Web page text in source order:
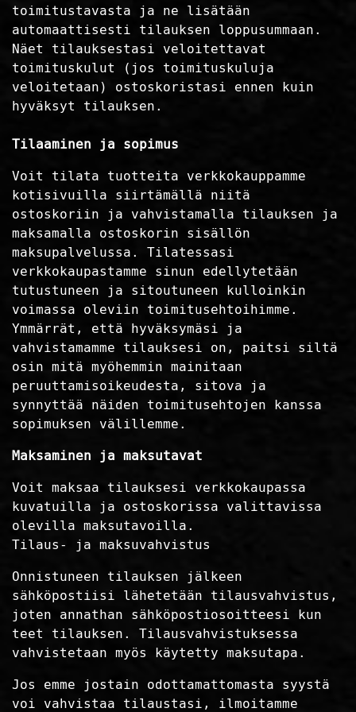
toimitustavasta ja ne lisätään
automaattisesti tilauksen loppusummaan.
Näet tilauksestasi veloitettavat
toimituskulut (jos toimituskuluja
veloitetaan) ostoskoristasi ennen kuin
hyväksyt tilauksen.
Tilaaminen ja sopimus
Voit tilata tuotteita verkkokauppamme
kotisivuilla siirtämällä niitä
ostoskoriin ja vahvistamalla tilauksen ja
maksamalla ostoskorin sisällön
maksupalvelussa. Tilatessasi
verkkokaupastamme sinun edellytetään
tutustuneen ja sitoutuneen kulloinkin
voimassa oleviin toimitusehtoihimme.
Ymmärrät, että hyväksymäsi ja
vahvistamamme tilauksesi on, paitsi siltä
osin mitä myöhemmin mainitaan
peruuttamisoikeudesta, sitova ja
synnyttää näiden toimitusehtojen kanssa
sopimuksen välillemme.
Maksaminen ja maksutavat
Voit maksaa tilauksesi verkkokaupassa
kuvatuilla ja ostoskorissa valittavissa
olevilla maksutavoilla.
Tilaus- ja maksuvahvistus
Onnistuneen tilauksen jälkeen
sähköpostiisi lähetetään tilausvahvistus,
joten annathan sähköpostiosoitteesi kun
teet tilauksen. Tilausvahvistuksessa
vahvistetaan myös käytetty maksutapa.
Jos emme jostain odottamattomasta syystä
voi vahvistaa tilaustasi, ilmoitamme